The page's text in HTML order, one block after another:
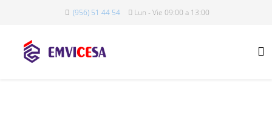
(956) 51 44 54 Lun - Vie 09:00 a 13:00